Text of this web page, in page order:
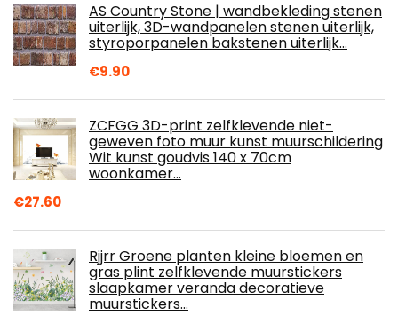
AS Country Stone | wandbekleding stenen
uiterlijk, 3D-wandpanelen stenen uiterlijk,
styroporpanelen bakstenen uiterlijk…
€9.90
ZCFGG 3D-print zelfklevende niet-
geweven foto muur kunst muurschildering
Wit kunst goudvis 140 x 70cm
woonkamer…
€27.60
Rjjrr Groene planten kleine bloemen en
gras plint zelfklevende muurstickers
slaapkamer veranda decoratieve
muurstickers…